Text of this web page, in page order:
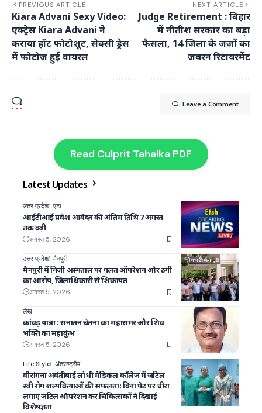
PREVIOUS ARTICLE
Kiara Advani Sexy Video:
एक्ट्रेस Kiara Advani ने
कराया हॉट फोटोशूट, सेक्सी ड्रेस
में फोटोज हुई वायरल
NEXT ARTICLE
Judge Retirement : बिहार
में नीतीश सरकार का बड़ा
फैसला, 14 जिला के जजों का
जबरन रिटायरमेंट
Leave a Comment
Read Culprit Tahalka PDF
Latest Updates
उत्तर प्रदेश एटा
आईटीआई प्रवेश आवेदन की अंतिम तिथि 7 अगस्त
तक बढ़ी
अगस्त 5, 2026
उत्तर प्रदेश मैनपुरी
मैनपुरी में निजी अस्पताल पर गलत ऑपरेशन और ठगी
का आरोप, जिलाधिकारी से शिकायत
अगस्त 5, 2026
लेख
कांवड़ यात्रा : सनातन चेतना का महासमर और शिव
भक्ति का महाकुंभ
अगस्त 5, 2026
Life Style अंतराष्ट्रीय
वीरांगना अवंतीबाई लोधी मेडिकल कॉलेज में जटिल
स्त्री रोग शल्यक्रियाओं की सफलता: बिना पेट पर चीरा
लगाए जटिल ऑपरेशन कर चिकित्सकों ने दिखाई
विशेषज्ञता